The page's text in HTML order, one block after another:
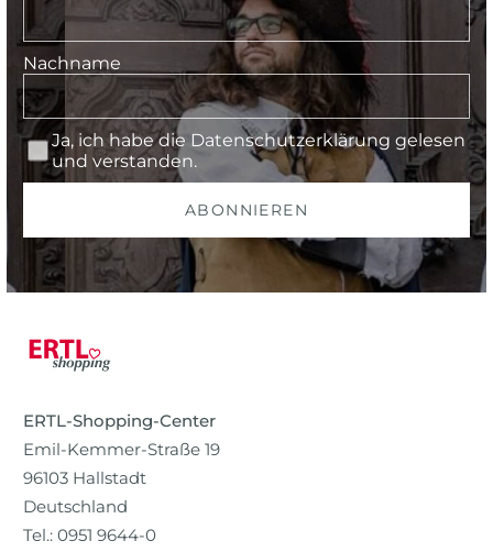
Nachname
Ja, ich habe die Datenschutzerklärung gelesen
und verstanden.
ABONNIEREN
ERTL-Shopping-Center
Emil-Kemmer-Straße 19
96103 Hallstadt
Deutschland
Tel.: 0951 9644-0